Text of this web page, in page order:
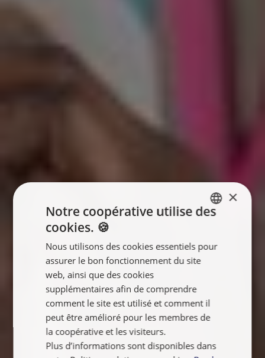
FRANÇAIS
×
Notre coopérative utilise des
cookies. 🍪
Nous utilisons des cookies essentiels pour
assurer le bon fonctionnement du site
web, ainsi que des cookies
supplémentaires afin de comprendre
comment le site est utilisé et comment il
peut être amélioré pour les membres de
la coopérative et les visiteurs.
Plus d’informations sont disponibles dans